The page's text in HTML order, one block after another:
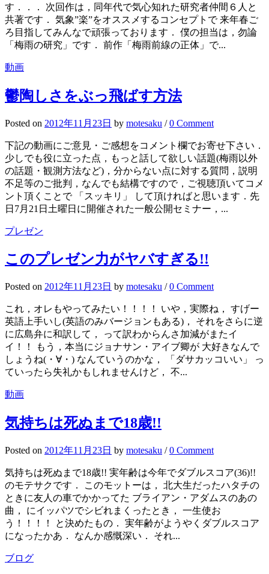
す．．． 次回作は，同年代で気心知れた研究者仲間６人と
共著です． 気象”楽”をオススメするコンセプトで 来年春ご
ろ目指してみんなで頑張っております． 僕の担当は，勿論
「梅雨の研究」です． 前作「梅雨前線の正体」で...
動画
鬱陶しさをぶっ飛ばす方法
Posted on 2012年11月23日 by motesaku /0 Comment
下記の動画にご意見・ご感想をコメント欄でお寄せ下さい．
少しでも役に立った点，もっと話して欲しい話題(梅雨以外
の話題・観測方法など)，分からない点に対する質問，説明
不足等のご批判，なんでも結構ですので，ご視聴頂いてコメ
ント頂くことで 「スッキリ」 して頂ければと思います．先
日7月21日土曜日に開催された一般公開セミナー，...
プレゼン
このプレゼン力がヤバすぎる!!
Posted on 2012年11月23日 by motesaku /0 Comment
これ，オレもやってみたい！！！！ いや，実際ね， すげー
英語上手いし(英語のみバージョンもある)， それをさらに逆
に広島弁に和訳して， って訳わからんさ加減がまたイ
イ！！ もう，本当にジョナサン・アイブ卿が 大好きなんで
しょうね(・∀・) なんていうのかな， 「ダサカッコいい」 っ
ていったら失礼かもしれませんけど， 不...
動画
気持ちは死ぬまで18歳!!
Posted on 2012年11月23日 by motesaku /0 Comment
気持ちは死ぬまで18歳!! 実年齢は今年でダブルスコア(36)!!
のモテサクです． このモットーは， 北大生だったハタチの
ときに友人の車でかかってた ブライアン・アダムスのあの
曲， にイッパツでシビれまくったとき， 一生使お
う！！！！ と決めたもの． 実年齢がようやくダブルスコア
になったかあ． なんか感慨深い． それ...
ブログ